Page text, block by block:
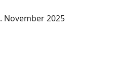
November 2025